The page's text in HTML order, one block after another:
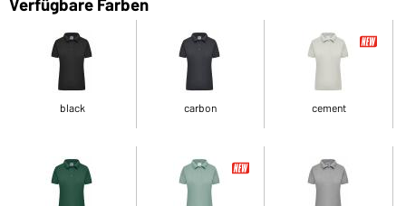
black carbon cement